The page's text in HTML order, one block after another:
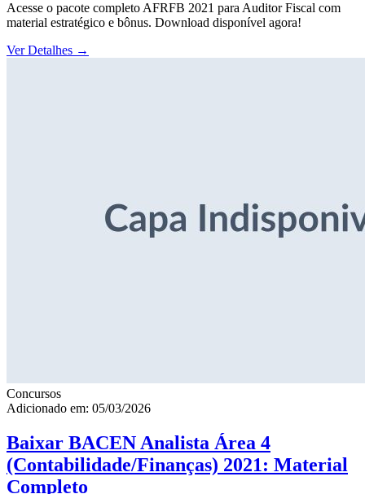
Acesse o pacote completo AFRFB 2021 para Auditor Fiscal com
material estratégico e bônus. Download disponível agora!
Ver Detalhes →
Concursos
Adicionado em: 05/03/2026
Baixar BACEN Analista Área 4
(Contabilidade/Finanças) 2021: Material
Completo